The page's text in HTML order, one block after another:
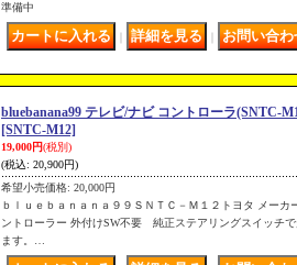
準備中
bluebanana99 テレビ/ナビ コントローラ(SNTC-
[SNTC-M12]
19,000円(税別)
(税込: 20,900円)
希望小売価格: 20,000円
ｂｌｕｅｂａｎａｎａ９９ＳＮＴＣ－Ｍ１２トヨタ メーカ
ントローラー 外付けSW不要 純正ステアリングスイッチ
ます。…